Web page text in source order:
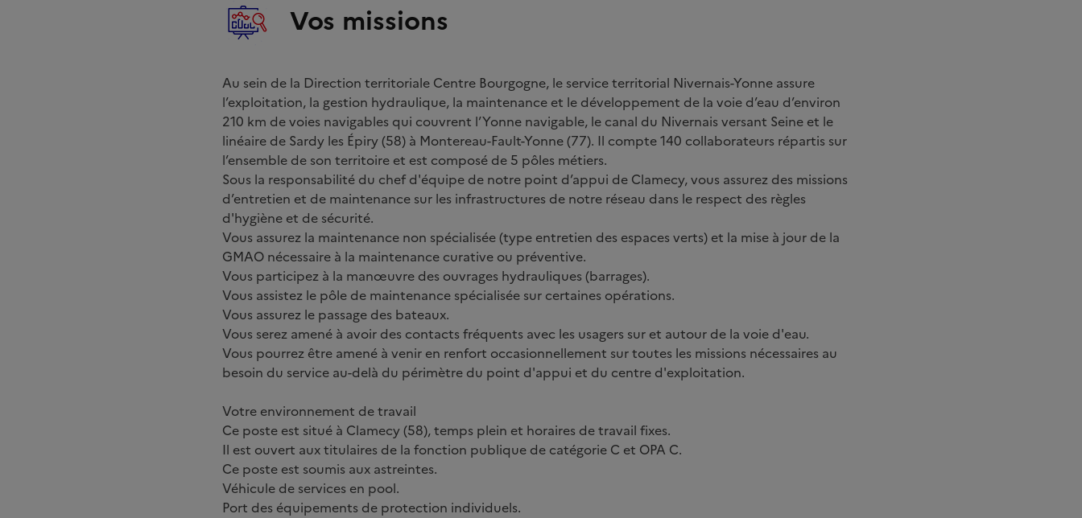
Vos missions
Au sein de la Direction territoriale Centre Bourgogne, le service territorial Nivernais-Yonne assure
l’exploitation, la gestion hydraulique, la maintenance et le développement de la voie d’eau d’environ
210 km de voies navigables qui couvrent l’Yonne navigable, le canal du Nivernais versant Seine et le
linéaire de Sardy les Épiry (58) à Montereau-Fault-Yonne (77). Il compte 140 collaborateurs répartis sur
l’ensemble de son territoire et est composé de 5 pôles métiers.
Sous la responsabilité du chef d'équipe de notre point d’appui de Clamecy, vous assurez des missions
d’entretien et de maintenance sur les infrastructures de notre réseau dans le respect des règles
d'hygiène et de sécurité.
Vous assurez la maintenance non spécialisée (type entretien des espaces verts) et la mise à jour de la
GMAO nécessaire à la maintenance curative ou préventive.
Vous participez à la manœuvre des ouvrages hydrauliques (barrages).
Vous assistez le pôle de maintenance spécialisée sur certaines opérations.
Vous assurez le passage des bateaux.
Vous serez amené à avoir des contacts fréquents avec les usagers sur et autour de la voie d'eau.
Vous pourrez être amené à venir en renfort occasionnellement sur toutes les missions nécessaires au
besoin du service au-delà du périmètre du point d'appui et du centre d'exploitation.
Votre environnement de travail
Ce poste est situé à Clamecy (58), temps plein et horaires de travail fixes.
Il est ouvert aux titulaires de la fonction publique de catégorie C et OPA C.
Ce poste est soumis aux astreintes.
Véhicule de services en pool.
Port des équipements de protection individuels.